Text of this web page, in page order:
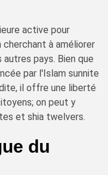
active pour
à améliorer
pays. Bien que
par l'Islam sunnite
il offre une liberté
on peut y
et shia twelvers.
du